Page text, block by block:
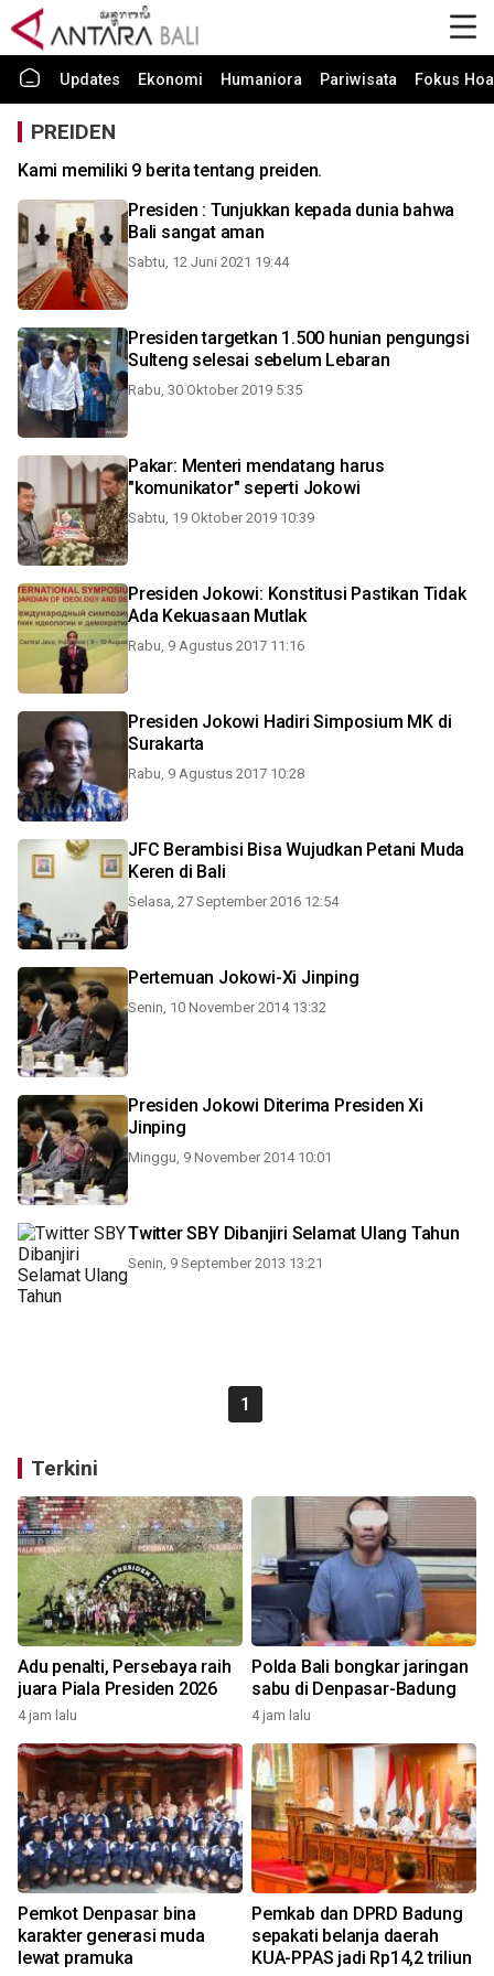
Updates Ekonomi Humaniora Pariwisata Fokus
PREIDEN
Kami memiliki 9 berita tentang preiden.
Presiden : Tunjukkan kepada dunia bahwa
Bali sangat aman
Sabtu, 12 Juni 2021 19:44
Presiden targetkan 1.500 hunian pengungsi
Sulteng selesai sebelum Lebaran
Rabu, 30 Oktober 2019 5:35
Pakar: Menteri mendatang harus
"komunikator" seperti Jokowi
Sabtu, 19 Oktober 2019 10:39
Presiden Jokowi: Konstitusi Pastikan Tidak
Ada Kekuasaan Mutlak
Rabu, 9 Agustus 2017 11:16
Presiden Jokowi Hadiri Simposium MK di
Surakarta
Rabu, 9 Agustus 2017 10:28
JFC Berambisi Bisa Wujudkan Petani Muda
Keren di Bali
Selasa, 27 September 2016 12:54
Pertemuan Jokowi-Xi Jinping
Senin, 10 November 2014 13:32
Presiden Jokowi Diterima Presiden Xi
Jinping
Minggu, 9 November 2014 10:01
Twitter SBY Dibanjiri Selamat Ulang Tahun
Senin, 9 September 2013 13:21
1
Terkini
Adu penalti, Persebaya raih
juara Piala Presiden 2026
4 jam lalu
Polda Bali bongkar jaringan
sabu di Denpasar-Badung
4 jam lalu
Pemkot Denpasar bina
karakter generasi muda
lewat pramuka
Pemkab dan DPRD Badung
sepakati belanja daerah
KUA-PPAS jadi Rp14,2 triliun